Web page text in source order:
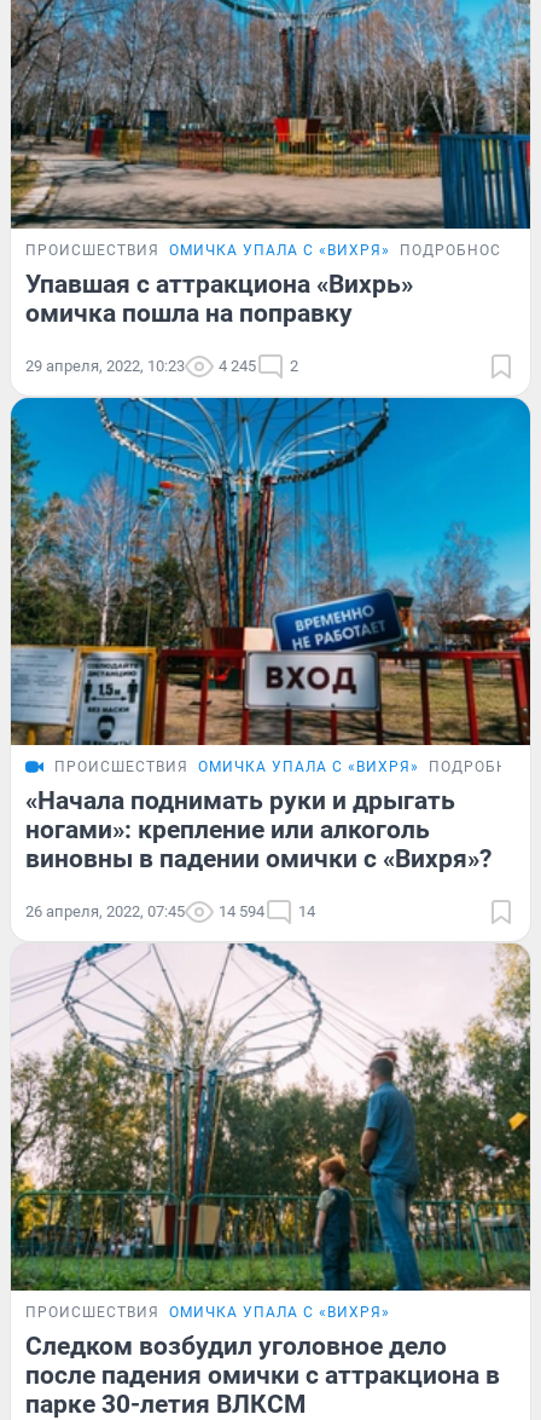
ПРОИСШЕСТВИЯ ОМИЧКА УПАЛА С «ВИХРЯ» ПОДРОБНОСТИ
Упавшая с аттракциона «Вихрь»
омичка пошла на поправку
29 апреля, 2022, 10:23 4 245 2
ПРОИСШЕСТВИЯ ОМИЧКА УПАЛА С «ВИХРЯ»
«Начала поднимать руки и дрыгать
ногами»: крепление или алкоголь
виновны в падении омички с «Вихря»?
26 апреля, 2022, 07:45 14 594 14
ПРОИСШЕСТВИЯ ОМИЧКА УПАЛА С «ВИХРЯ»
Следком возбудил уголовное дело
после падения омички с аттракциона в
парке 30-летия ВЛКСМ